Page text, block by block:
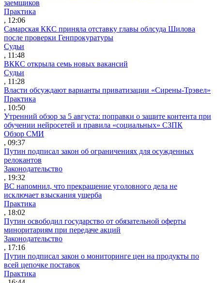
заемщиков
Практика
, 12:06
Самарская ККС приняла отставку главы облсуда Шилова
после проверки Генпрокуратуры
Судьи
, 11:48
ВККС открыла семь новых вакансий
Судьи
, 11:28
Власти обсуждают варианты приватизации «Сирены-Трэвел»
Практика
, 10:50
Утренний обзор за 5 августа: поправки о защите контента при
обучении нейросетей и правила «социальных» СЗПК
Обзор СМИ
, 09:37
Путин подписал закон об ограничениях для осужденных
релокантов
Законодательство
, 19:32
ВС напомнил, что прекращение уголовного дела не
исключает взыскания ущерба
Практика
, 18:02
Путин освободил государство от обязательной оферты
миноритариям при передаче акций
Законодательство
, 17:16
Путин подписал закон о мониторинге цен на продукты по
всей цепочке поставок
Практика